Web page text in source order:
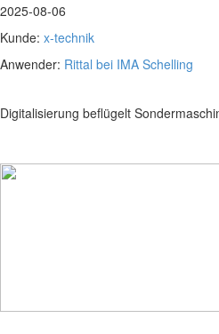
2025-08-06
Kunde: x-technik
Anwender: Rittal bei IMA Schelling
Digitalisierung beflügelt